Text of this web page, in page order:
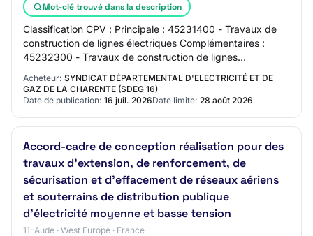
Mot-clé trouvé dans la description
Classification CPV : Principale : 45231400 - Travaux de
construction de lignes électriques Complémentaires :
45232300 - Travaux de construction de lignes
téléphoniques et de lignes de communications…
Acheteur: SYNDICAT DÉPARTEMENTAL D'ELECTRICITÉ ET DE
GAZ DE LA CHARENTE (SDEG 16)
Date de publication: 16 juil. 2026Date limite: 28 août 2026
Accord-cadre de conception réalisation pour des
travaux d'extension, de renforcement, de
sécurisation et d'effacement de réseaux aériens
et souterrains de distribution publique
d'électricité moyenne et basse tension
11-Aude · West Europe · France